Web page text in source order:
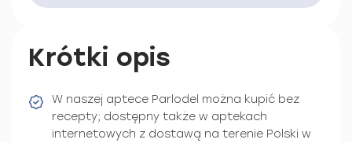
Krótki opis
W naszej aptece Parlodel można kupić bez
recepty; dostępny także w aptekach
internetowych z dostawą na terenie Polski w